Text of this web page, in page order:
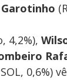
4,2%),
0,6%)